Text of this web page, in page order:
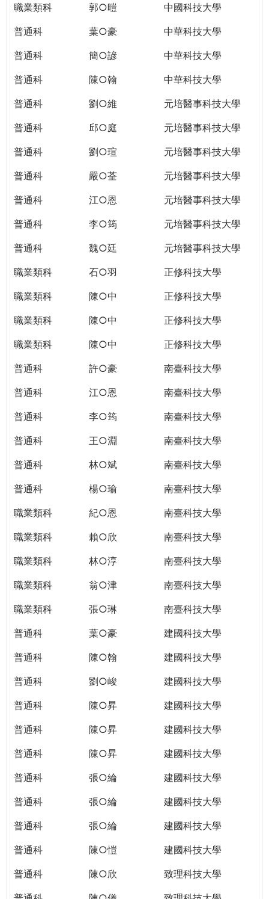
職業類科
郭○暟
中國科技大學
普通科
葉○豪
中華科技大學
普通科
簡○諺
中華科技大學
普通科
陳○翰
中華科技大學
普通科
劉○維
元培醫事科技大學
普通科
邱○庭
元培醫事科技大學
普通科
劉○瑄
元培醫事科技大學
普通科
嚴○荃
元培醫事科技大學
普通科
江○恩
元培醫事科技大學
普通科
李○筠
元培醫事科技大學
普通科
魏○廷
元培醫事科技大學
職業類科
石○羽
正修科技大學
職業類科
陳○中
正修科技大學
職業類科
陳○中
正修科技大學
職業類科
陳○中
正修科技大學
普通科
許○豪
南臺科技大學
普通科
江○恩
南臺科技大學
普通科
李○筠
南臺科技大學
普通科
王○淵
南臺科技大學
普通科
林○斌
南臺科技大學
普通科
楊○瑜
南臺科技大學
職業類科
紀○恩
南臺科技大學
職業類科
賴○欣
南臺科技大學
職業類科
林○淳
南臺科技大學
職業類科
翁○津
南臺科技大學
職業類科
張○琳
南臺科技大學
普通科
葉○豪
建國科技大學
普通科
陳○翰
建國科技大學
普通科
劉○峻
建國科技大學
普通科
陳○昇
建國科技大學
普通科
陳○昇
建國科技大學
普通科
陳○昇
建國科技大學
普通科
張○綸
建國科技大學
普通科
張○綸
建國科技大學
普通科
張○綸
建國科技大學
普通科
陳○愷
建國科技大學
普通科
陳○欣
致理科技大學